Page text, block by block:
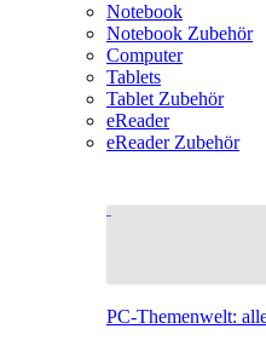
Notebook
Notebook Zubehör
Computer
Tablets
Tablet Zubehör
eReader
eReader Zubehör
PC-Themenwelt: